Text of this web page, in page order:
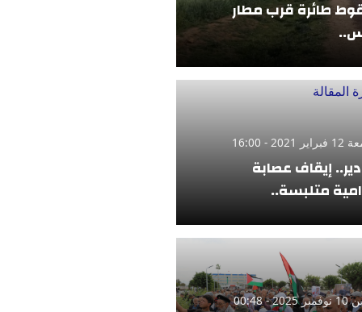
طائرة قرب مطار
- 16:00
إيقاف عصابة
متلبسة..
- 00:48